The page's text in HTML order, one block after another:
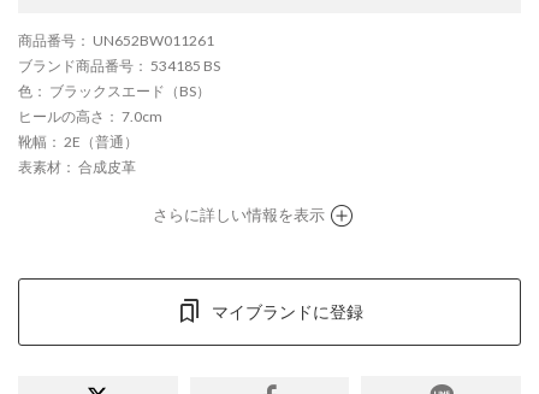
商品番号 ： UN652BW011261
ブランド商品番号 ： 534185 BS
色 ： ブラックスエード（BS）
ヒールの高さ ： 7.0cm
靴幅 ： 2E（普通）
表素材 ： 合成皮革
さらに詳しい情報を表示
マイブランドに登録